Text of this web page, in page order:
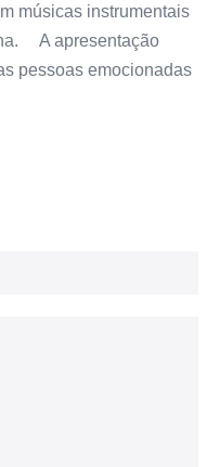
músicas instrumentais
A apresentação
pessoas emocionadas